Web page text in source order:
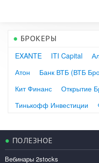
● БРОКЕРЫ
EXANTE
ITI Capital
Атон
Банк ВТБ (ВТБ
Кит Финанс
Открытие
Тинькофф Инвестиции
● ПОЛЕЗНОЕ
Вебинары 2stocks